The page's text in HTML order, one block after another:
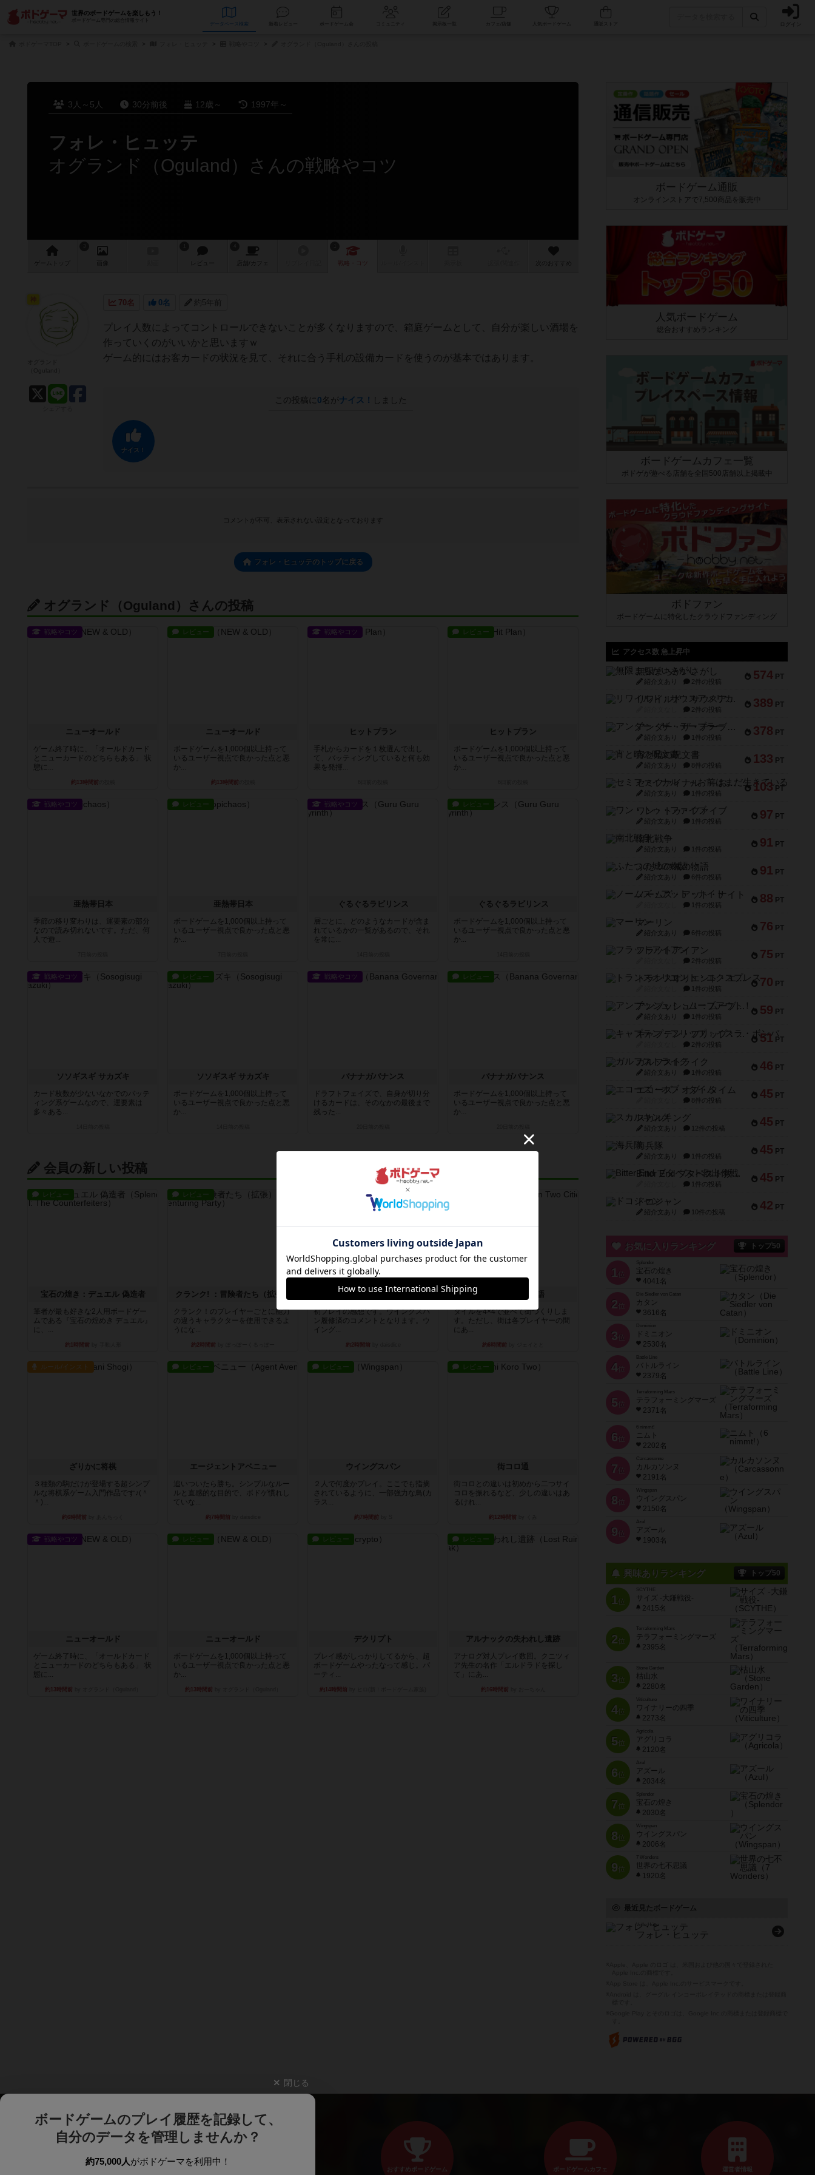
世界のボードゲームを楽しもう！
ボードゲーム専門の総合情報サイト
データベース コミュニティ 人気ボードゲーム ログイン
3人～5人 30分前後 12歳～ 1997年～
フォレ・ヒュッテ
オグランド（Oguland）さんの戦略やコツ
ゲーム 画像 レビュー 店舗/ カフェ 戦略 ・コツ 次のおすすめ
70名 0名 約5年前
プレイ人数によってコントロールできないことが多くなりますので、箱庭ゲームとして、自分が楽しい酒場を
作っていくのがいいかと思いますｗ
ゲーム的にはお客カードの状況を見て、それに合う手札の設備カードを使うのが基本ではあります。
この投稿に 0名がナイス！ しました
ナイス！
コメントが不可、表示されない設定となっております
フォレ・ヒュッテのトップに戻る
オグランド（Oguland）さんの投稿
戦略やコツ
ニューオールド
ゲーム終了時に、「オールドカード
とニューカードのどちらもある」 状
態に...
約13時間前
レビュー
ニューオールド
ボードゲームを1,000個以上持って
いるユーザー視点で良かった点と悪
か...
約13時間前
戦略やコツ
ヒットプラン
手札からカードを１枚選んで出し
て、バッティングしていると何も効
果を発揮...
レビュー
ヒットプラン
ボードゲームを1,000個以上持って
いるユーザー視点で良かった点と悪
か...
戦略やコツ
亜熱帯日本
季節の移り変わりは、運要素の部分
なので読み切れないです。ただ、何
人で遊...
レビュー
亜熱帯日本
ボードゲームを1,000個以上持って
いるユーザー視点で良かった点と悪
か...
戦略やコツ
ぐるぐるラビリンス
層ごとに、どのようなカードが含ま
れているかの一覧があるので、それ
を常に...
レビュー
ぐるぐるラビリンス
ボードゲームを1,000個以上持って
いるユーザー視点で良かった点と悪
か...
戦略やコツ
ソソギスギ サカズキ
カード枚数が少ないなかでのバッテ
ィング系ゲームなので、運要素は
多々ある...
レビュー
ソソギスギ サカズキ
ボードゲームを1,000個以上持って
いるユーザー視点で良かった点と悪
か...
戦略やコツ
バナナガバナンス
ドラフトフェイズで、自身が切り分
けるカードは、そのなかの最後まで
残った...
レビュー
バナナガバナンス
ボードゲームを1,000個以上持って
いるユーザー視点で良かった点と悪
か...
会員の新しい投稿
レビュー
宝石の煌き：デュエル 偽造者
筆者が最も好きな2人用ボードゲー
ムである『宝石の煌めき デュエル』
に、...
約1時間前
レビュー
クランク! ：冒険者たち（拡張）
クランク！のプレイヤーごとに能力
の違うキャラクターを使用できるよ
うにな...
約2時間前
ワイアームスパン
初プレイの感想です。ウイングスパ
ン履修済のコメントとなります。ウ
イング...
約2時間前
ふたつの街の物語
タイルを4×4で並べて街づくりしま
す。ただし、街は各プレイヤーの間
にあ...
約6時間前
ルール/インスト
ざりかに将棋
３種類の駒だけが登場する超シンプ
ルな将棋系ゲーム入門作品です♪(＾
＾)...
約6時間前
レビュー
エージェントアベニュー
追いついたら勝ち。シンプルなルー
ルと直感的な目的で、ボドゲ慣れし
ていな...
約7時間前
レビュー
ウイングスパン
２人で何度かプレイ。ここでも指摘
されているように、一部強力な鳥(カ
ラス...
約7時間前
レビュー
街コロ通
街コロとの違いは初めから二つサイ
コロを振れるなど、少しの違いはあ
るけれ...
約12時間前
戦略やコツ
ニューオールド
ゲーム終了時に、「オールドカード
とニューカードのどちらもある」 状
態に...
約13時間前
レビュー
ニューオールド
ボードゲームを1,000個以上持って
いるユーザー視点で良かった点と悪
か...
約13時間前
レビュー
デクリプト
プレイ感がしっかりしてるから、超
ボードゲームやったなって感じ。パ
ーティ...
約14時間前
レビュー
アルナックの失われし遺跡
アナログ対人プレイ数回。クニツィ
ア先生の名作「エルドラドを探し
て」にあ...
約16時間前
ボードゲーム通販
オンラインストアで7,500商品を販売中
人気ボードゲーム
総合おすすめランキング
ボードゲームカフェ一覧
ボドゲが遊べる店舗を全国500店舗以上掲載中
ボドファン
ボードゲームに特化したクラウドファンディング
アクセス数 急上昇中
574 PT
無限まちがいさがし
紹介文あり 2件の投稿
389 PT
リワイルド：サウスアメリカ
2件の投稿
378 PT
アンダー・ザ・テーブラー
紹介文あり 1件の投稿
133 PT
宵と暁の呪文書
紹介文あり 8件の投稿
103 PT
セミファイナル ～お前はまだ生きている～
紹介文あり 1件の投稿
97 PT
ワン・トゥ・ファイブ
紹介文あり 1件の投稿
91 PT
南北戦争
紹介文あり 1件の投稿
91 PT
ふたつの城の物語
紹介文あり 6件の投稿
88 PT
ノームズ・アット・ナイト
1件の投稿
76 PT
マーリン
紹介文あり 6件の投稿
75 PT
フラットアイアン
2件の投稿
70 PT
トランスオリエント・エクスプレス
1件の投稿
59 PT
アンブッシュ！：ムーブアウト！
紹介文あり 1件の投稿
51 PT
キャプテン・フリップ：イスラ・ボンバ
2件の投稿
46 PT
ガルフストライク
紹介文あり 1件の投稿
45 PT
エコーズ・オブ・タイム
8件の投稿
45 PT
スカルキング
紹介文あり 12件の投稿
45 PT
海兵隊
紹介文あり 1件の投稿
45 PT
Bitter End ブタペスト救出作戦
1件の投稿
42 PT
ドコジャン
紹介文あり 10件の投稿
お気に入りランキング トップ50
1 位
宝石の煌き
4041名
2 位
Die Siedler von Catan
カタン
3616名
3 位
ドミニオン
2530名
4位
Battle Line
バトルライン
2379名
5 位
Terraforming Mars
テラフォーミングマーズ
2371名
6 位
ニムト
2202名
7 位
Carcassonne
カルカソンヌ
2191名
8 位
Wingspan
ウイングスパン
2150名
9 位
Azul
アズール
1903名
興味ありランキング トップ50
1位
SCYTHE
サイズ -大鎌戦役-
2415名
2位
Terraforming Mars
テラフォーミングマーズ
2395名
3位
Stone Garden
枯山水
2280名
4位
Viticulture
ワイナリーの四季
2273名
5位
Agricola
アグリコラ
2120名
6位
Azul
アズール
2034名
7位
宝石の煌き
2030名
8位
Wingspan
ウイングスパン
2006名
9位
7 Wonders
世界の七不思議
1920名
最近見たボードゲーム
Volle Hütte
フォレ・ヒュッテ
閉じる
ボードゲームのプレイ履歴を記録して、
自分のデータを管理しませんか？
約75,000人がボドゲーマを利用中！
おすすめボードゲーム ボードゲームカフェ 運営者情報